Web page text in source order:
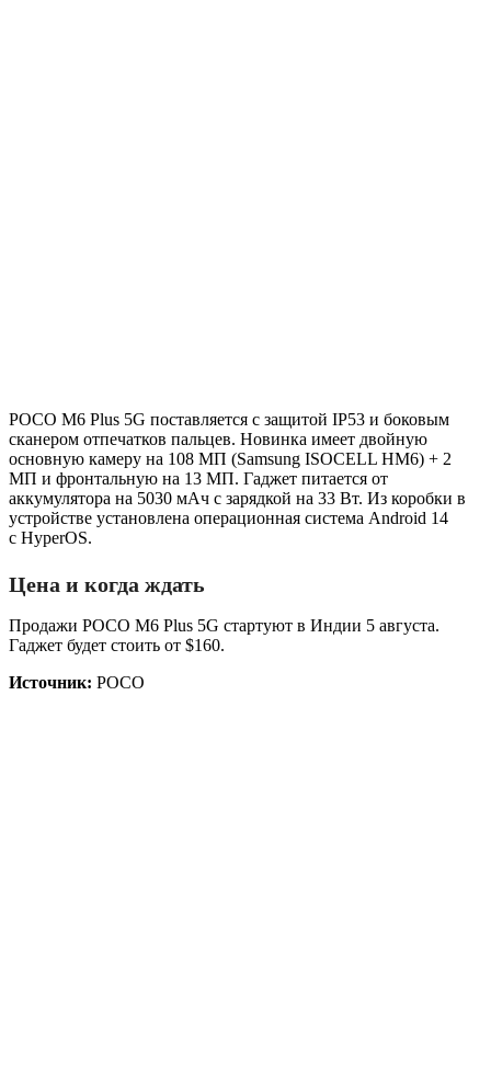
POCO M6 Plus 5G поставляется с защитой IP53 и боковым
сканером отпечатков пальцев. Новинка имеет двойную
основную камеру на 108 МП (Samsung ISOCELL HM6) + 2
МП и фронтальную на 13 МП. Гаджет питается от
аккумулятора на 5030 мАч с зарядкой на 33 Вт. Из коробки в
устройстве установлена операционная система Android 14
с HyperOS.
Цена и когда ждать
Продажи POCO M6 Plus 5G стартуют в Индии 5 августа.
Гаджет будет стоить от $160.
Источник: POCO